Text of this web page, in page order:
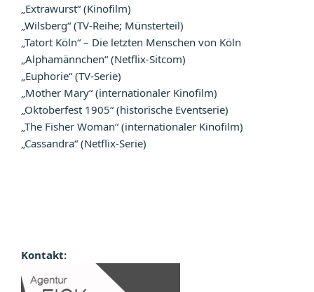
„Extrawurst“ (Kinofilm)
„Wilsberg“ (TV-Reihe; Münsterteil)
„Tatort Köln“ – Die letzten Menschen von Köln
„Alphamännchen“ (Netflix-Sitcom)
„Euphorie“ (TV-Serie)
„Mother Mary“ (internationaler Kinofilm)
„Oktoberfest 1905“ (historische Eventserie)
„The Fisher Woman“ (internationaler Kinofilm)
„Cassandra“ (Netflix-Serie)
Kontakt: